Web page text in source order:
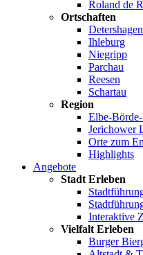
Roland de
Ortschaften
Detershagen
Ihleburg
Niegripp
Parchau
Reesen
Schartau
Region
Elbe-
Jerichower
Orte zum
Highlights
Angebote
Stadt Erleben
Interaktive
Vielfalt Erleben
Burger